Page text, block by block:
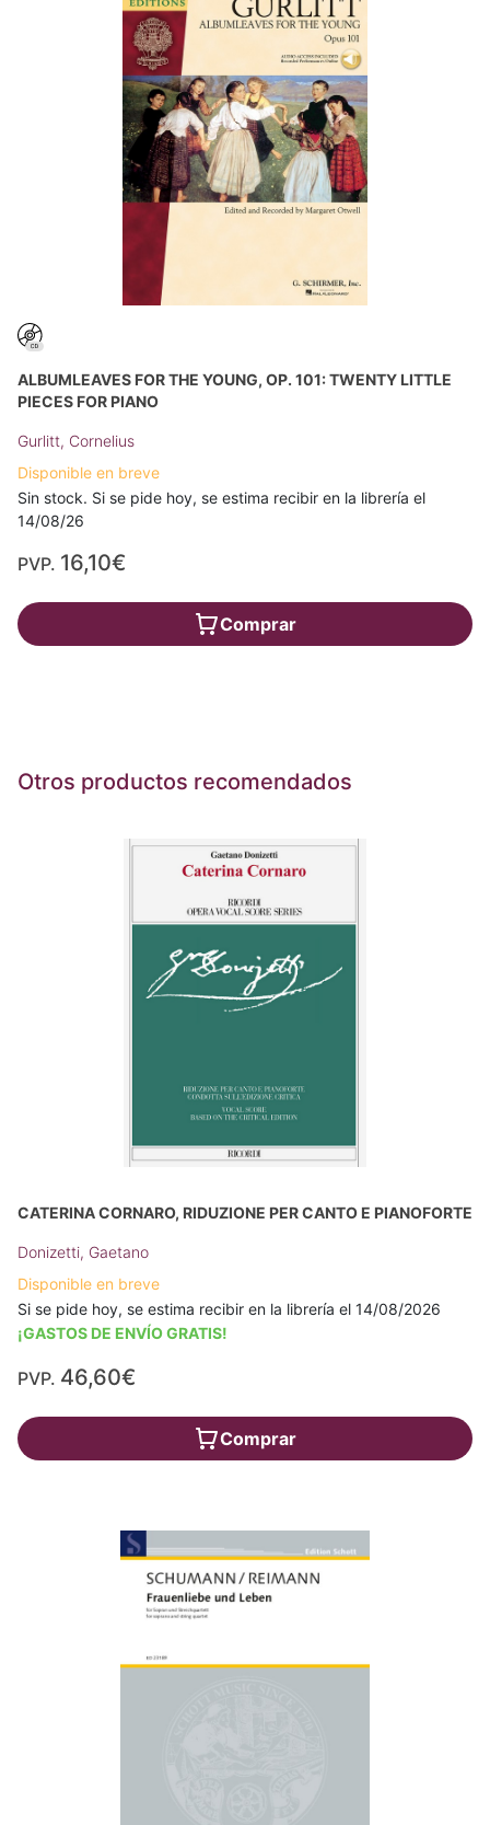
ALBUMLEAVES FOR THE YOUNG, OP. 101: TWENTY LITTLE
PIECES FOR PIANO
Gurlitt, Cornelius
Disponible en breve
Sin stock. Si se pide hoy, se estima recibir en la librería el
14/08/26
PVP. 16,10€
Comprar
Otros productos recomendados
CATERINA CORNARO, RIDUZIONE PER CANTO E PIANOFORTE
Donizetti, Gaetano
Disponible en breve
Si se pide hoy, se estima recibir en la librería el 14/08/2026
¡GASTOS DE ENVÍO GRATIS!
PVP. 46,60€
Comprar